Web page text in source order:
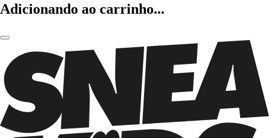
Adicionando ao carrinho...